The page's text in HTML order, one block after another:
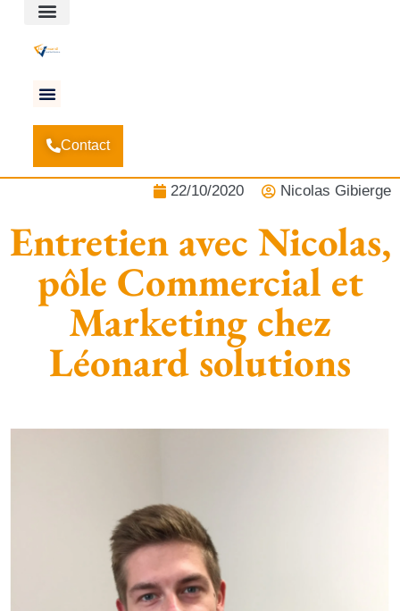
Contact
Accueil-Actualités
Commercial et Marketing chez Léonard solutions
22/10/2020 Nicolas Gibierge
Entretien avec Nicolas,
pôle Commercial et
Marketing chez
Léonard solutions